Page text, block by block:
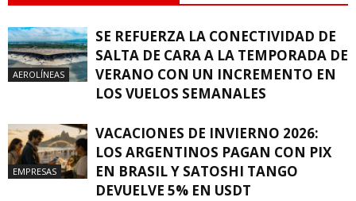
AEROLÍNEAS
SE REFUERZA LA CONECTIVIDAD DE
SALTA DE CARA A LA TEMPORADA DE
VERANO CON UN INCREMENTO EN
LOS VUELOS SEMANALES
EMPRESAS
VACACIONES DE INVIERNO 2026:
LOS ARGENTINOS PAGAN CON PIX
EN BRASIL Y SATOSHI TANGO
DEVUELVE 5% EN USDT